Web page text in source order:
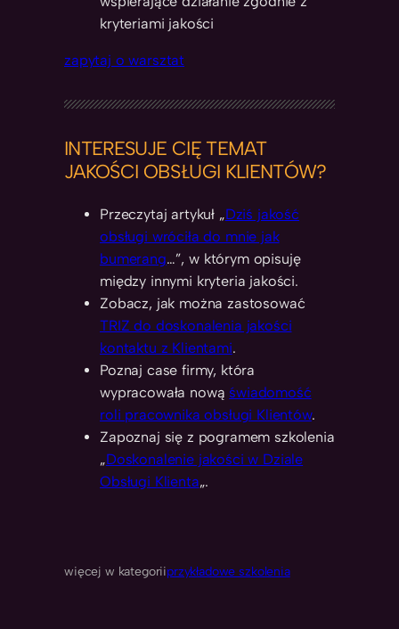
kryteriami jakości
zapytaj o warsztat
INTERESUJE CIĘ TEMAT
JAKOŚCI OBSŁUGI KLIENTÓW?
Przeczytaj artykuł „Dziś jakość
obsługi wróciła do mnie jak
bumerang…”, w którym opisuję
między innymi kryteria jakości.
Zobacz, jak można zastosować
TRIZ do doskonalenia jakości
kontaktu z Klientami.
Poznaj case firmy, która
wypracowała nową świadomość
roli pracownika obsługi Klientów.
Zapoznaj się z pogramem szkolenia
„Doskonalenie jakości w Dziale
Obsługi Klienta„.
więcej w kategoriiprzykładowe szkolenia